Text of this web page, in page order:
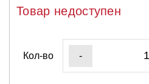
Товар недоступен
Кол-во -